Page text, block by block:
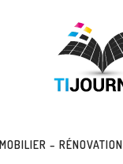
– RÉNOVATION